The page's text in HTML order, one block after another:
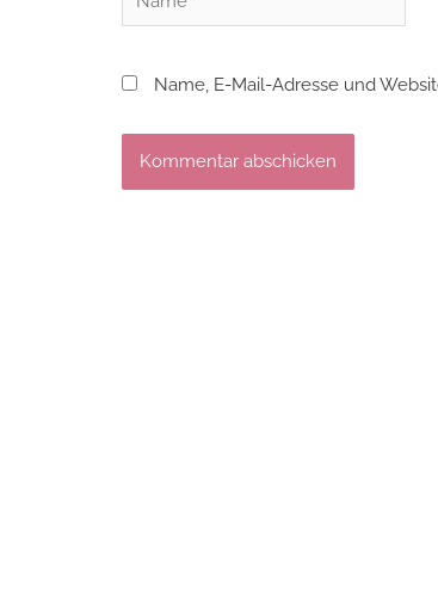
Name, E-Mail-Adresse und